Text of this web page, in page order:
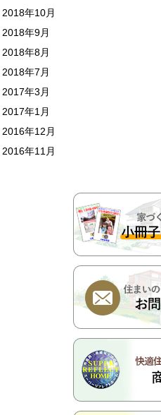
2018年10月
2018年9月
2018年8月
2018年7月
2017年3月
2017年1月
2016年12月
2016年11月